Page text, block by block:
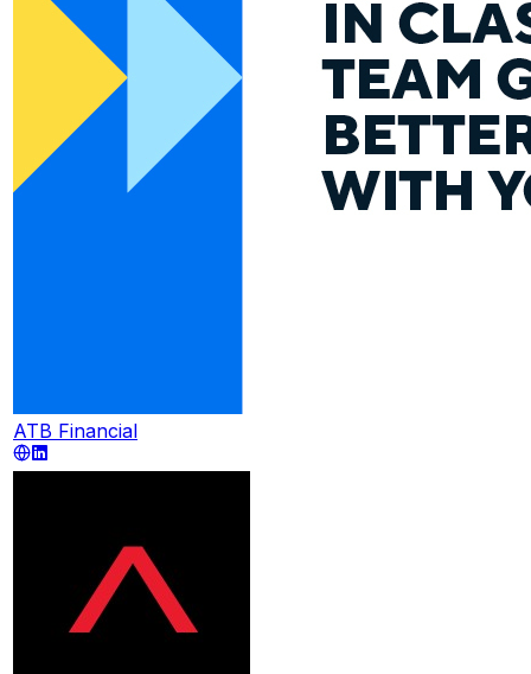
ATB Financial